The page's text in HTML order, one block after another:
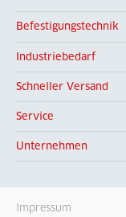
Befestigungstechnik
Industriebedarf
Schneller Versand
Service
Unternehmen
Impressum